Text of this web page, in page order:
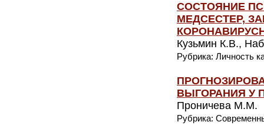
СОСТОЯНИЕ
МЕДСЕСТЕР,
Кузьмин К.В.,
Рубрика: Личность
ВЫГОРАНИЯ У
Проничева М.М.
Рубрика: